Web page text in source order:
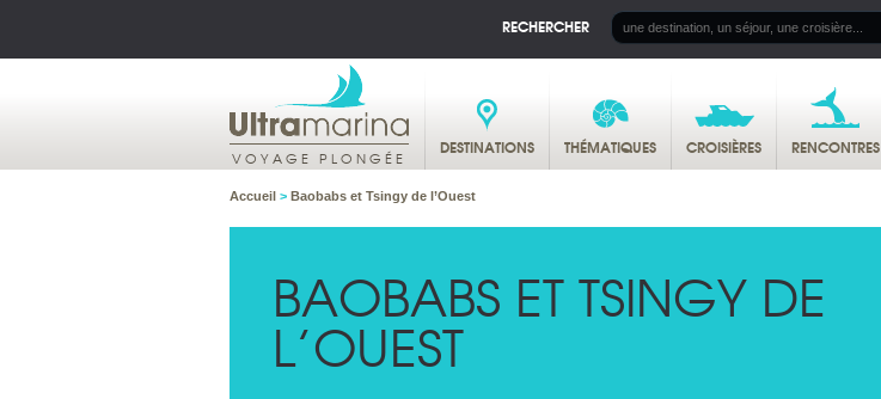
RECHERCHER
VOYAGE PLONGÉE DESTINATIONS THÉMATIQUES CROISIÈRES RENCONTRES
Accueil > Baobabs et Tsingy de l’Ouest
BAOBABS ET TSINGY DE
L’OUEST